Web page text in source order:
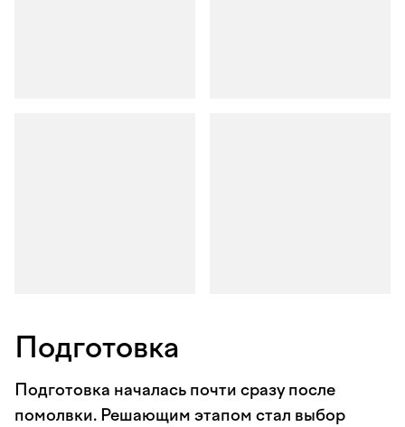
Подготовка
Подготовка началась почти сразу после
помолвки. Решающим этапом стал выбор